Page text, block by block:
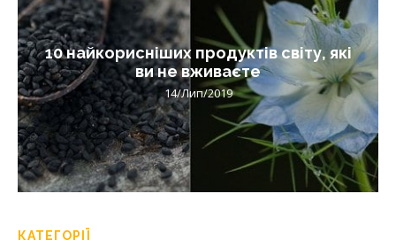
10 найкорисніших продуктів світу, які
ви не вживаєте
14/Лип/2019
КАТЕГОРІЇ